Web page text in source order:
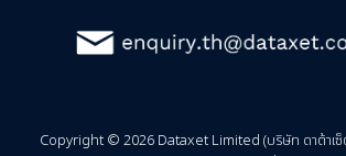
Copyright © 2026 Dataxet Limited (บริษัท ดาต้าเซ็